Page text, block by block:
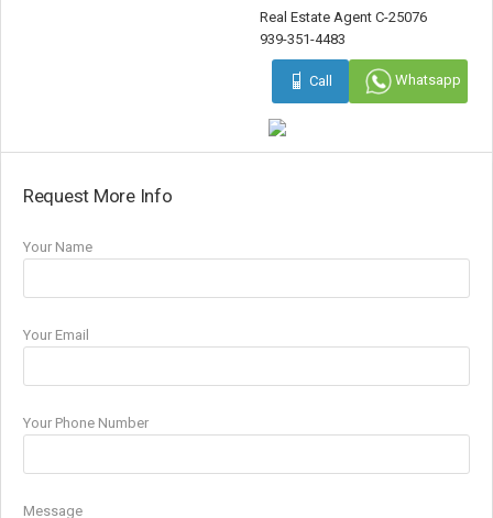
Real Estate Agent C-25076
939-351-4483
Call Whatsapp
Request More Info
Your Name
Your Email
Your Phone Number
Message